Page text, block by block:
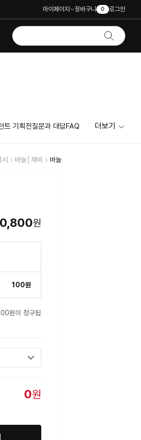
마이페이지 장바구니 0 로그인
트 기획전질문과 대답FAQ 더보기
바늘│채비 바늘
원
100원
원이 청구됩
0원